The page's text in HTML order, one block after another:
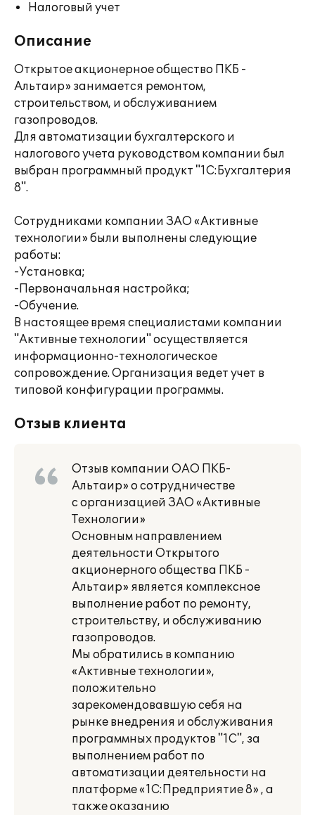
Налоговый учет
Описание
Открытое акционерное общество ПКБ -
Альтаир» занимается ремонтом,
строительством, и обслуживанием
газопроводов.
Для автоматизации бухгалтерского и
налогового учета руководством компании был
выбран программный продукт "1С:Бухгалтерия
8".
Сотрудниками компании ЗАО «Активные
технологии» были выполнены следующие
работы:
-Установка;
-Первоначальная настройка;
-Обучение.
В настоящее время специалистами компании
"Активные технологии" осуществляется
информационно-технологическое
сопровождение. Организация ведет учет в
типовой конфигурации программы.
Отзыв клиента
Отзыв компании ОАО ПКБ-
Альтаир» о сотрудничестве
с организацией ЗАО «Активные
Технологии»
Основным направлением
деятельности Открытого
акционерного общества ПКБ -
Альтаир» является комплексное
выполнение работ по ремонту,
строительству, и обслуживанию
газопроводов.
Мы обратились в компанию
«Активные технологии»,
положительно
зарекомендовавшую себя на
рынке внедрения и обслуживания
программных продуктов "1С", за
выполнением работ по
автоматизации деятельности на
платформе «1С:Предприятие 8» , а
также оказанию